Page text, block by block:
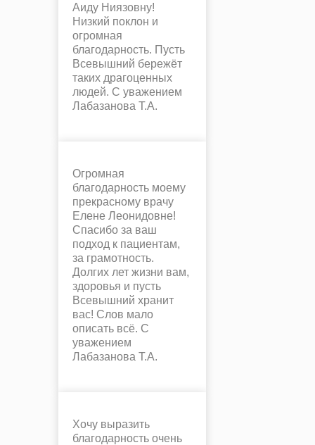
Аиду Ниязовну!
Низкий поклон и
огромная
благодарность. Пусть
Всевышний бережёт
таких драгоценных
людей. С уважением
Лабазанова Т.А.
Огромная
благодарность моему
прекрасному врачу
Елене Леонидовне!
Спасибо за ваш
подход к пациентам,
за грамотность.
Долгих лет жизни вам,
здоровья и пусть
Всевышний хранит
вас! Слов мало
описать всё. С
уважением
Лабазанова Т.А.
Хочу выразить
благодарность очень